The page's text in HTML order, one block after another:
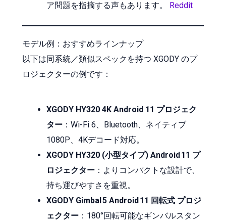
ア問題を指摘する声もあります。
Reddit
モデル例：おすすめラインナップ
以下は同系統／類似スペックを持つ XGODY のプ
ロジェクターの例です：
XGODY HY320 4K Android 11 プロジェク
ター ：Wi-Fi 6、Bluetooth、ネイティブ
1080P、4Kデコード対応。
XGODY HY320 (小型タイプ) Android 11 プ
ロジェクター ：よりコンパクトな設計で、
持ち運びやすさを重視。
XGODY Gimbal 5 Android 11 回転式 プロジ
ェクター ：180°回転可能なギンバルスタン